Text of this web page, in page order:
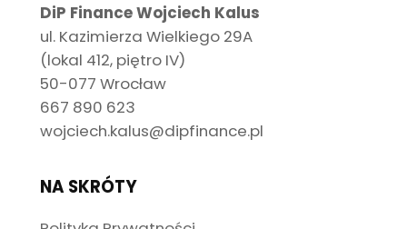
DiP Finance Wojciech Kalus
ul. Kazimierza Wielkiego 29A
(lokal 412, piętro IV)
50-077 Wrocław
667 890 623
wojciech.kalus@dipfinance.pl
NA SKRÓTY